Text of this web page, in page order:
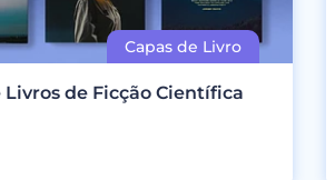
Livros de Ficção Científica